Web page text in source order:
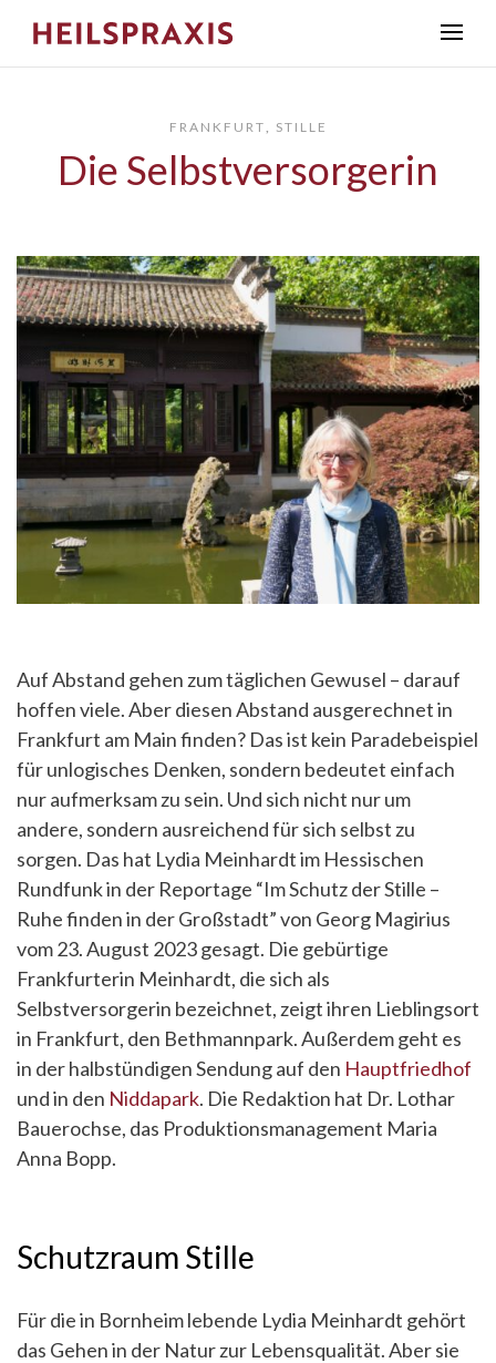
FRANKFURT, STILLE
Die Selbstversorgerin
Auf Abstand gehen zum täglichen Gewusel – darauf
hoffen viele. Aber diesen Abstand ausgerechnet in
Frankfurt am Main finden? Das ist kein Paradebeispiel
für unlogisches Denken, sondern bedeutet einfach
nur aufmerksam zu sein. Und sich nicht nur um
andere, sondern ausreichend für sich selbst zu
sorgen. Das hat Lydia Meinhardt im Hessischen
Rundfunk in der Reportage “Im Schutz der Stille –
Ruhe finden in der Großstadt” von Georg Magirius
vom 23. August 2023 gesagt. Die gebürtige
Frankfurterin Meinhardt, die sich als
Selbstversorgerin bezeichnet, zeigt ihren Lieblingsort
in Frankfurt, den Bethmannpark. Außerdem geht es
in der halbstündigen Sendung auf den Hauptfriedhof
und in den Niddapark. Die Redaktion hat Dr. Lothar
Bauerochse, das Produktionsmanagement Maria
Anna Bopp.
Schutzraum Stille
Für die in Bornheim lebende Lydia Meinhardt gehört
das Gehen in der Natur zur Lebensqualität. Aber sie